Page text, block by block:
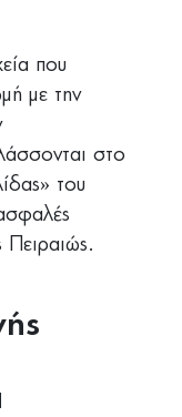
που
με την
στο
του
Πειραιώς.